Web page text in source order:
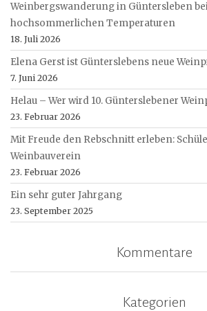
Weinbergswanderung in Güntersleben
hochsommerlichen Temperaturen
18. Juli 2026
Elena Gerst ist Günterslebens neue
7. Juni 2026
Helau – Wer wird 10. Günterslebener
23. Februar 2026
Mit Freude den Rebschnitt erleben:
Weinbauverein
23. Februar 2026
Ein sehr guter Jahrgang
23. September 2025
Kommentare
Kategorien